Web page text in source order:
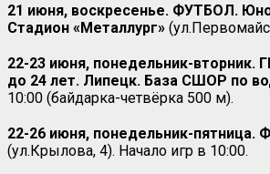
21 июня, воскресенье. ФУТБОЛ.
Стадион «Металлург»
22-23 июня, понедельник-
до 24 лет. Липецк. База СШОР по
10:00 (байдарка-четвёрка 500 м).
22-26 июня, понедельник-пятница.
(ул.Крылова, 4). Начало игр в 10:00.